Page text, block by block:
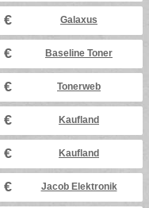
€ Galaxus
€ Baseline Toner
€ Tonerweb
€ Kaufland
€ Kaufland
€ Jacob Elektronik